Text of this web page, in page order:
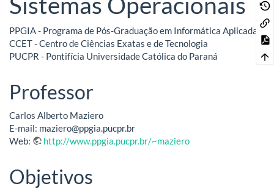
PPGIA - Programa de Pós-Graduação em Informática Aplicada
CCET - Centro de Ciências Exatas e de Tecnologia
PUCPR - Pontifícia Universidade Católica do Paraná
Professor
Carlos Alberto Maziero
E-mail: maziero@ppgia.pucpr.br
Web:
http://www.ppgia.pucpr.br/~maziero
Objetivos